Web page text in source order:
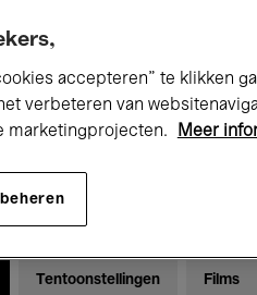
Tentoonstellingen Films
accepteren” te klikken
verbeteren van
marketingprojecten.
Meer